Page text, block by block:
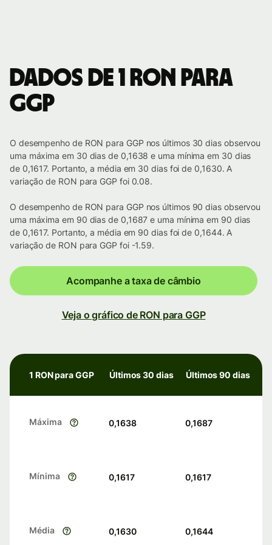
Dados de 1 RON para
GGP
O desempenho de RON para GGP nos últimos 30 dias observou
uma máxima em 30 dias de 0,1638 e uma mínima em 30 dias
de 0,1617. Portanto, a média em 30 dias foi de 0,1630. A
variação de RON para GGP foi 0.08.
O desempenho de RON para GGP nos últimos 90 dias observou
uma máxima em 90 dias de 0,1687 e uma mínima em 90 dias
de 0,1617. Portanto, a média em 90 dias foi de 0,1644. A
variação de RON para GGP foi -1.59.
Acompanhe a taxa de câmbio
Veja o gráfico de RON para GGP
1 RON para GGP Últimos 30 dias Últimos 90 dias
Máxima 0,1638 0,1687
Mínima 0,1617 0,1617
Média 0,1630 0,1644